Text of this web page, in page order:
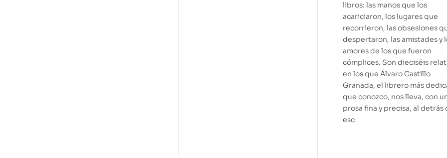
libros: las manos que los
acariciaron, los lugares que
recorrieron, las obsesiones
despertaron, las amistades y
amores de los que fueron
cómplices. Son dieciséis
en los que Álvaro Castillo
Granada, el librero más
que conozco, nos lleva, con
prosa fina y precisa, al detrás
esc